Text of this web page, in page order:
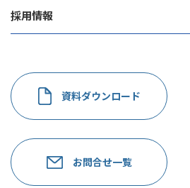
採用情報
資料ダウンロード
お問合せ一覧